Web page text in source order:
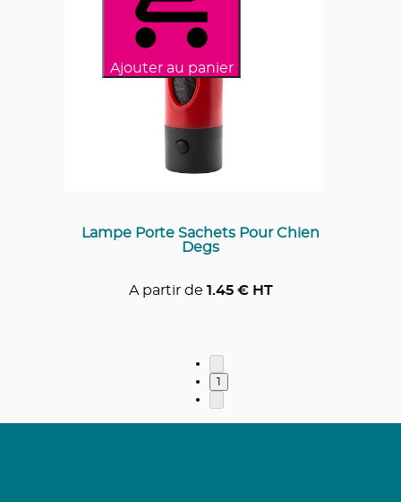
Ajouter au panier
Lampe Porte Sachets Pour Chien
Degs
A partir de 1.45€ HT
1